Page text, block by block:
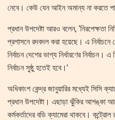
নেবে। কেউ যেন আইন অমান্য না করতে
প্রধান উপদেষ্টা আরও বলেন, ‘নিরপেক্ষতা
প্রশাসনে রদবদল করা হয়েছে। এ
নির্বাচন দেশের ভাগ্য নির্ধারণের নির্বাচন।
নির্বাচন সুষ্ঠু হতেই হবে।’
অধিকাংশ কেন্দ্র জানুয়ারির মধ্যেই সিসি
প্রধান উপদেষ্টা। এছাড়া ঝুঁকির আশঙ্কা
কর্মকর্তাদের বডি ক্যামেরা থাকবে।